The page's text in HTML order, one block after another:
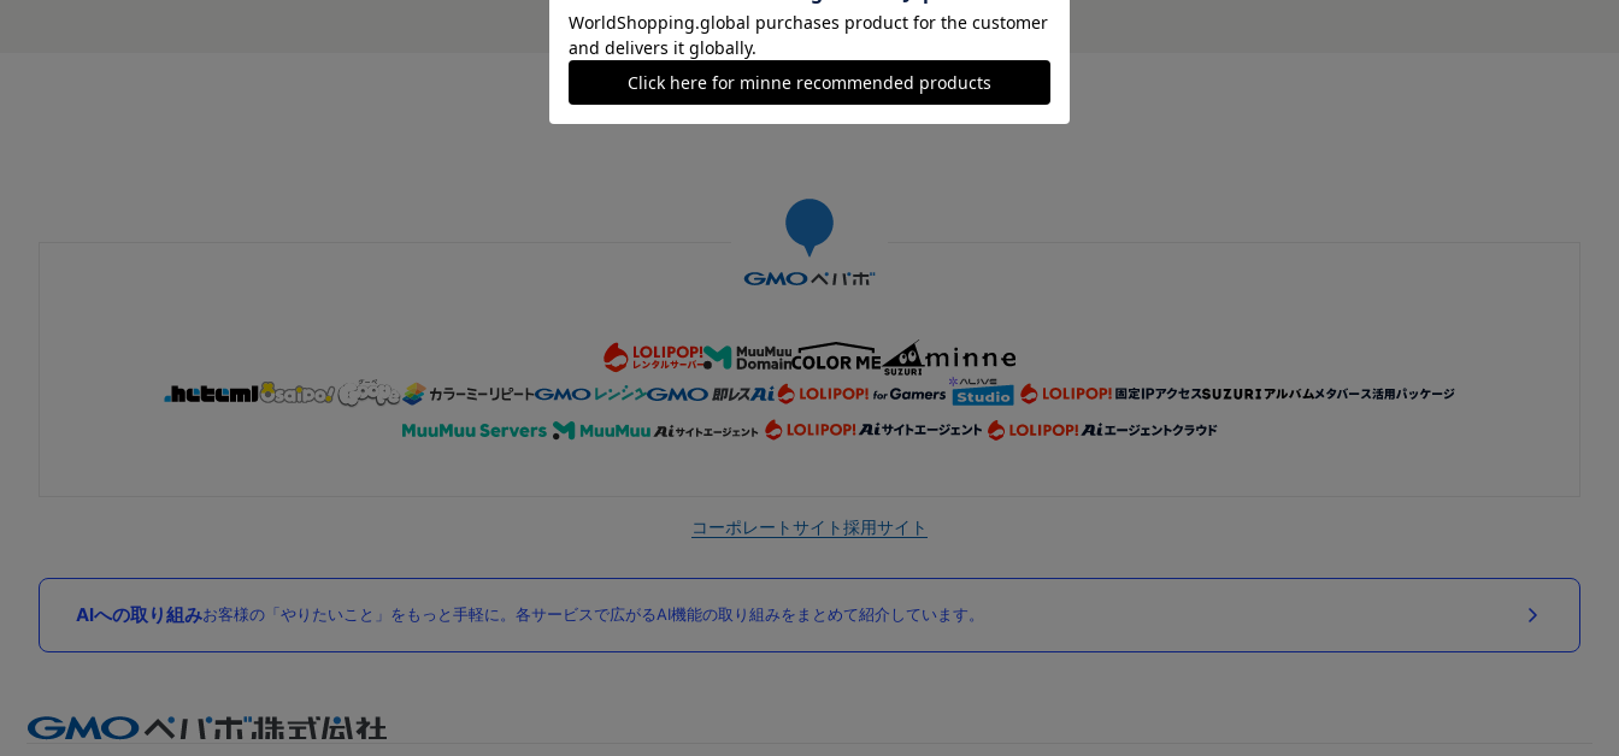
©GMO Pepabo, Inc. All rights reserved.
コーポレートサイト採用サイト
AIへの取り組みお客様の「やりたいこと」をもっと手軽に。各サービスで広がるAI機能の取り組みをまとめて紹介しています。